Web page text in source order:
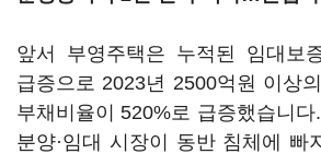
앞서 부영주택은 누적된 임대보
급증으로 2023년 2500억원 이상
부채비율이 520%로 급증했습니다
분양·임대 시장이 동반 침체에 빠